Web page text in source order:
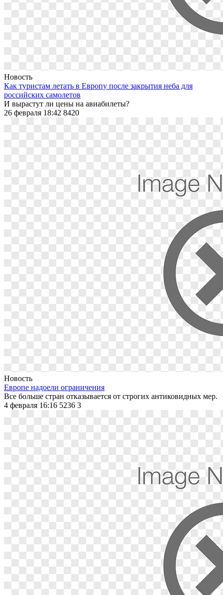
Новость
Как туристам летать в Европу после закрытия неба для
российских самолетов
И вырастут ли цены на авиабилеты?
26 февраля 18:42 8420
Новость
Европе надоели ограничения
Все больше стран отказывается от строгих антиковидных мер.
4 февраля 16:16 5236 3